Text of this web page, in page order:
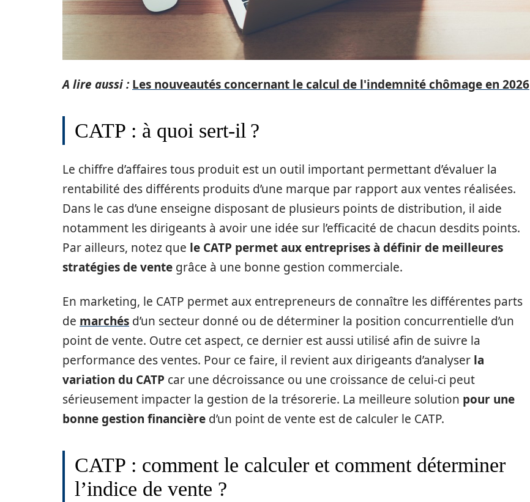
A lire aussi : Les nouveautés concernant le calcul de l'indemnité chômage en 2026
CATP : à quoi sert-il ?
Le chiffre d’affaires tous produit est un outil important permettant d’évaluer la
rentabilité des différents produits d’une marque par rapport aux ventes réalisées.
Dans le cas d’une enseigne disposant de plusieurs points de distribution, il aide
notamment les dirigeants à avoir une idée sur l’efficacité de chacun desdits points.
Par ailleurs, notez que le CATP permet aux entreprises à définir de meilleures
stratégiesde vente grâce à une bonne gestion commerciale.
En marketing, le CATP permet aux entrepreneurs de connaître les différentes parts
de marchés d’un secteur donné ou de déterminer la position concurrentielle d’un
point de vente. Outre cet aspect, ce dernier est aussi utilisé afin de suivre la
performance des ventes. Pour ce faire, il revient aux dirigeants d’analyser la
variation du CATP car une décroissance ou une croissance de celui-ci peut
sérieusement impacter la gestion de la trésorerie. La meilleure solution pour une
bonne gestion financière d’un point de vente est de calculer le CATP.
CATP : comment le calculer et comment déterminer
l’indice de vente ?